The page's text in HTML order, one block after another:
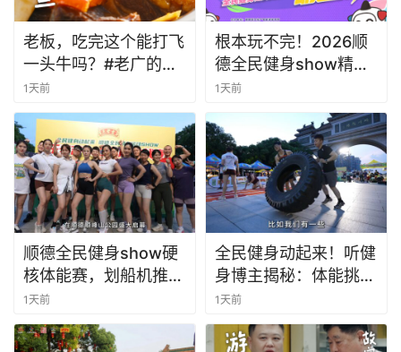
老板，吃完这个能打飞
一头牛吗？#老广的味
道 #纪录片 #家常菜 #
1天前
根本玩不完！2026顺
德全民健身show精彩
纷呈！
1天前
顺德全民健身show硬
核体能赛，划船机推雪
橇等燃爆全场！
1天前
全民健身动起来！听健
身博主揭秘：体能挑战
赛的独家亮点
1天前